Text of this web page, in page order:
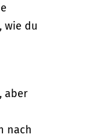
wie du
aber
nach